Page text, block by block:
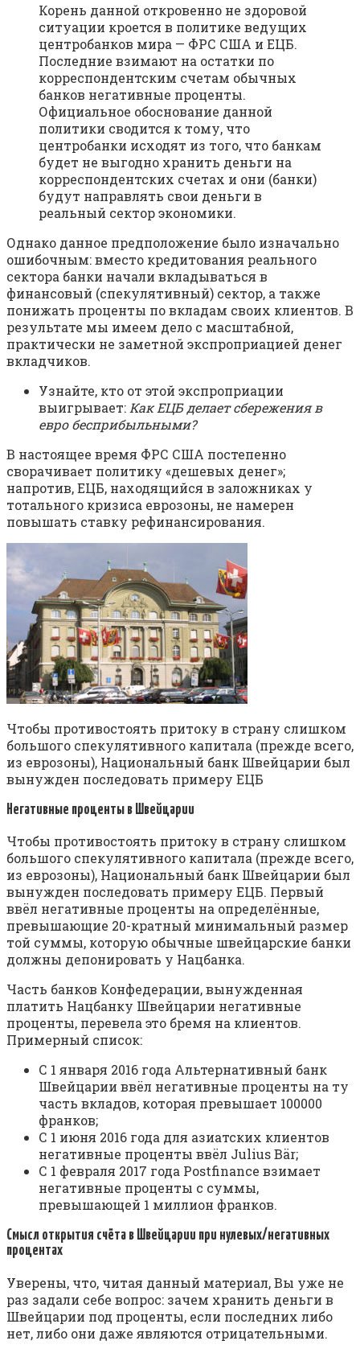
Корень данной откровенно не здоровой
ситуации кроется в политике ведущих
центробанков мира — ФРС США и ЕЦБ.
Последние взимают на остатки по
корреспондентским счетам обычных
банков негативные проценты.
Официальное обоснование данной
политики сводится к тому, что
центробанки исходят из того, что банкам
будет не выгодно хранить деньги на
корреспондентских счетах и они (банки)
будут направлять свои деньги в
реальный сектор экономики.
Однако данное предположение было изначально
ошибочным: вместо кредитования реального
сектора банки начали вкладываться в
финансовый (спекулятивный) сектор, а также
понижать проценты по вкладам своих клиентов. В
результате мы имеем дело с масштабной,
практически не заметной экспроприацией денег
вкладчиков.
Узнайте, кто от этой экспроприации
выигрывает: Как ЕЦБ делает сбережения в
евро бесприбыльными?
В настоящее время ФРС США постепенно
сворачивает политику «дешевых денег»;
напротив, ЕЦБ, находящийся в заложниках у
тотального кризиса еврозоны, не намерен
повышать ставку рефинансирования.
Чтобы противостоять притоку в страну слишком
большого спекулятивного капитала (прежде всего,
из еврозоны), Национальный банк Швейцарии был
вынужден последовать примеру ЕЦБ
Негативные проценты в Швейцарии
Чтобы противостоять притоку в страну слишком
большого спекулятивного капитала (прежде всего,
из еврозоны), Национальный банк Швейцарии был
вынужден последовать примеру ЕЦБ. Первый
ввёл негативные проценты на определённые,
превышающие 20-кратный минимальный размер
той суммы, которую обычные швейцарские банки
должны депонировать у Нацбанка.
Часть банков Конфедерации, вынужденная
платить Нацбанку Швейцарии негативные
проценты, перевела это бремя на клиентов.
Примерный список:
С 1 января 2016 года Альтернативный банк
Швейцарии ввёл негативные проценты на ту
часть вкладов, которая превышает 100000
франков;
С 1 июня 2016 года для азиатских клиентов
негативные проценты ввёл Julius Bär;
С 1 февраля 2017 года Postfinance взимает
негативные проценты с суммы,
превышающей 1 миллион франков.
Смысл открытия счёта в Швейцарии при нулевых/негативных
процентах
Уверены, что, читая данный материал, Вы уже не
раз задали себе вопрос: зачем хранить деньги в
Швейцарии под проценты, если последних либо
нет, либо они даже являются отрицательными.